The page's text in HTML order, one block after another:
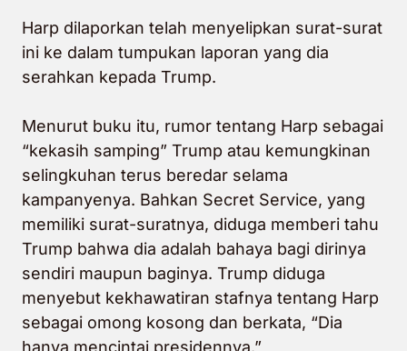
Harp dilaporkan telah menyelipkan surat-surat
ini ke dalam tumpukan laporan yang dia
serahkan kepada Trump.
Menurut buku itu, rumor tentang Harp sebagai
“kekasih samping” Trump atau kemungkinan
selingkuhan terus beredar selama
kampanyenya. Bahkan Secret Service, yang
memiliki surat-suratnya, diduga memberi tahu
Trump bahwa dia adalah bahaya bagi dirinya
sendiri maupun baginya. Trump diduga
menyebut kekhawatiran stafnya tentang Harp
sebagai omong kosong dan berkata, “Dia
hanya mencintai presidennya.”